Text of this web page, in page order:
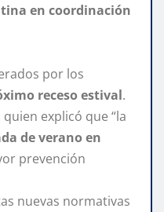
en coordinación
por los
receso estival.
explicó que “la
de verano en
prevención
nuevas normativas